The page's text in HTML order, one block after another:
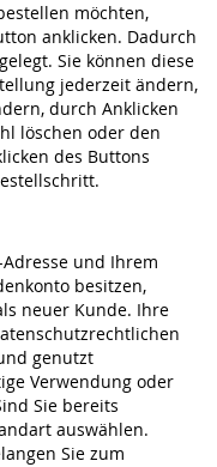
möchten,
anklicken. Dadurch
Sie können diese
jederzeit ändern,
durch Anklicken
löschen oder den
des Buttons
und Ihrem
besitzen,
neuer Kunde. Ihre
genutzt
Verwendung oder
Sie bereits
auswählen.
Sie zum